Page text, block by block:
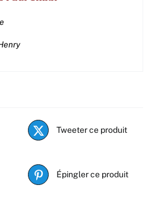
Tweeter ce produit
Épingler ce produit